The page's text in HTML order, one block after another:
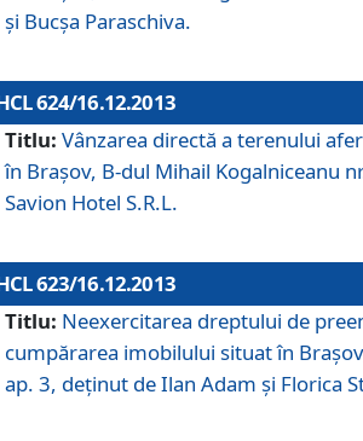
şi Bucşa Paraschiva.
624/16.12.2013
Titlu: Vânzarea directă a terenului
în Braşov, B-dul Mihail Kogalniceanu
Savion Hotel S.R.L.
623/16.12.2013
Titlu: Neexercitarea dreptului de
cumpărarea imobilului situat în
ap. 3, deţinut de Ilan Adam şi Florica